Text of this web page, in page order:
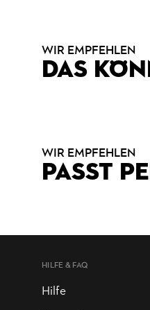
WIR EMPFEHLEN
DAS
WIR EMPFEHLEN
PASST
HILFE & FAQ
Hilfe